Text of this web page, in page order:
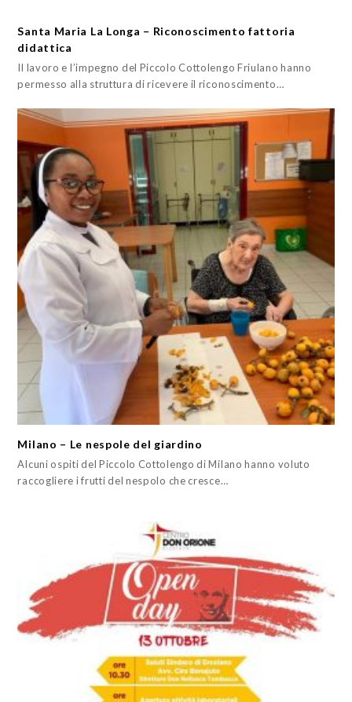
Santa Maria La Longa – Riconoscimento fattoria
didattica
Il lavoro e l’impegno del Piccolo Cottolengo Friulano hanno
permesso alla struttura di ricevere il riconoscimento…
Milano – Le nespole del giardino
Alcuni ospiti del Piccolo Cottolengo di Milano hanno voluto
raccogliere i frutti del nespolo che cresce…